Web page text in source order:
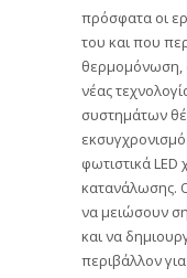
πρόσφατα οι
του και που
θερμομόνωση,
νέας
συστημάτων
φωτιστικά LED
κατανάλωσης.
να μειώσουν
και να
περιβάλλον